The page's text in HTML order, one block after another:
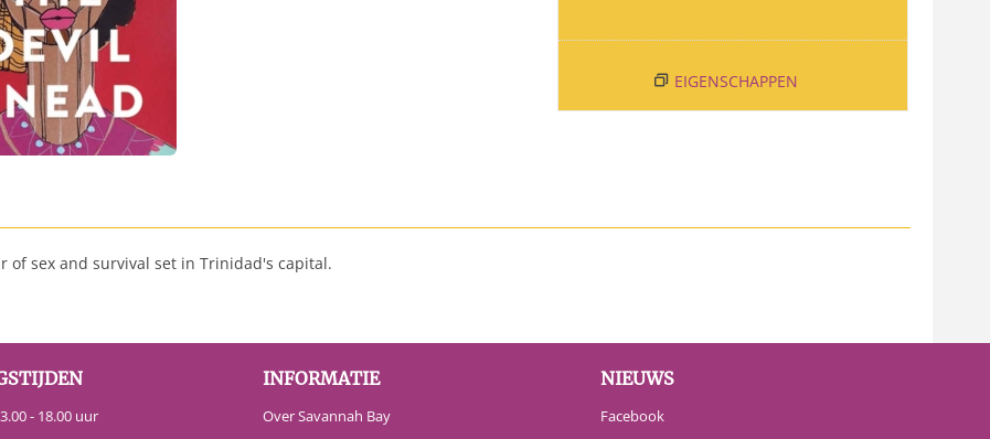
EIGENSCHAPPEN
sex and survival set in Trinidad's capital.
- 18.00 uur
INFORMATIE
Over Savannah Bay
NIEUWS
Facebook